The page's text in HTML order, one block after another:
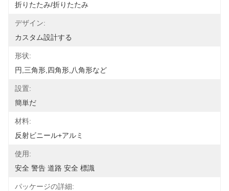
折りたたみ/折りたたみ
デザイン:
カスタム設計する
形状:
円,三角形,四角形,八角形など
設置:
簡単だ
材料:
反射ビニール+アルミ
使用:
安全 警告 道路 安全 標識
パッケージの詳細: